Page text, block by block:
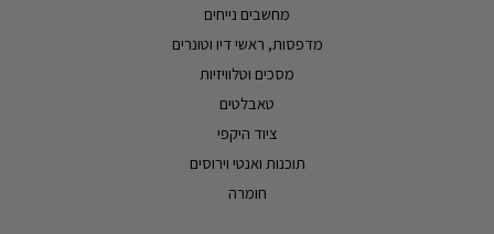
מחשבים נייחים
מדפסות, ראשי דיו וטונרים
מסכים וטלוויזיות
טאבלטים
ציוד היקפי
תוכנות ואנטי וירוסים
חומרה